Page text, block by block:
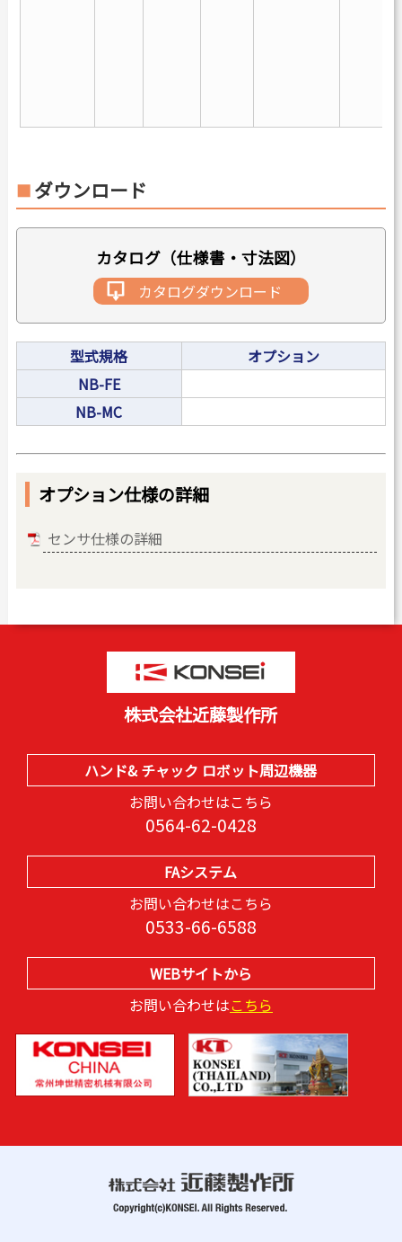
ダウンロード
カタログ（仕様書・寸法図）
カタログダウンロード
型式規格
オプション
NB-FE
NB-MC
オプション仕様の詳細
センサ仕様の詳細
株式会社近藤製作所
ハンド& チャック ロボット周辺機器
お問い合わせはこちら
0564-62-0428
FAシステム
お問い合わせはこちら
0533-66-6588
WEBサイトから
お問い合わせはこちら